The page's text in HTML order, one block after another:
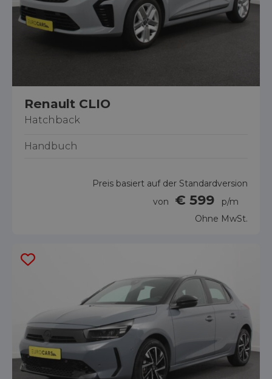
Renault CLIO
Hatchback
Handbuch
Preis basiert auf der Standardversion
von
€ 599
p/m
Ohne MwSt.